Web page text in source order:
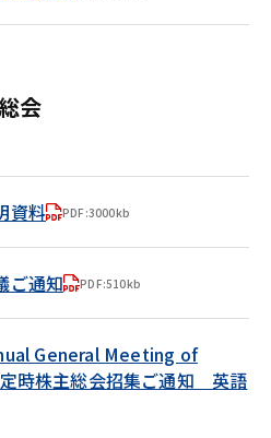
会
資料 PDF:3000kb
ご通知 PDF:510kb
General Meeting of
時株主総会招集ご通知 英語